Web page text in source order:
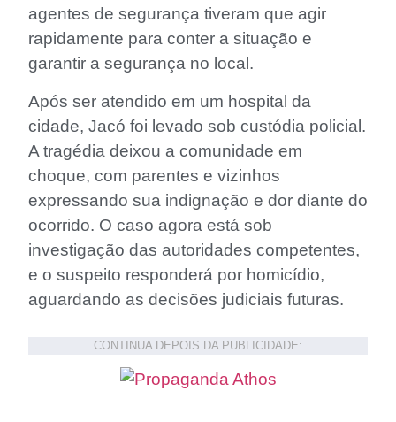
agentes de segurança tiveram que agir
rapidamente para conter a situação e
garantir a segurança no local.
Após ser atendido em um hospital da
cidade, Jacó foi levado sob custódia policial.
A tragédia deixou a comunidade em
choque, com parentes e vizinhos
expressando sua indignação e dor diante do
ocorrido. O caso agora está sob
investigação das autoridades competentes,
e o suspeito responderá por homicídio,
aguardando as decisões judiciais futuras.
CONTINUA DEPOIS DA PUBLICIDADE: